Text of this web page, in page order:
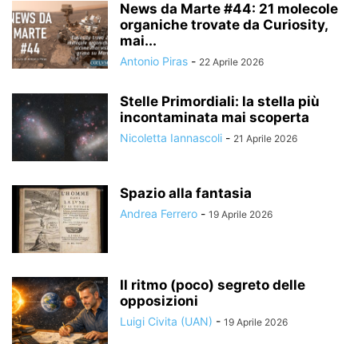
News da Marte #44: 21 molecole
organiche trovate da Curiosity,
mai...
Antonio Piras - 22 Aprile 2026
Stelle Primordiali: la stella più
incontaminata mai scoperta
Nicoletta Iannascoli - 21 Aprile 2026
Spazio alla fantasia
Andrea Ferrero - 19 Aprile 2026
Il ritmo (poco) segreto delle
opposizioni
Luigi Civita (UAN) - 19 Aprile 2026